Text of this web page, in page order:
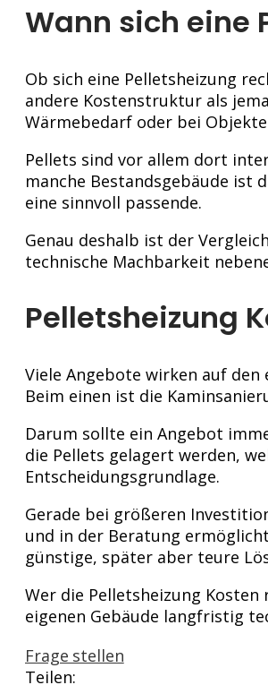
Wann sich eine
Ob sich eine Pelletsheizung
andere Kostenstruktur als
Wärmebedarf oder bei
Pellets sind vor allem dort
manche Bestandsgebäude ist
eine sinnvoll passende.
Genau deshalb ist der
technische Machbarkeit
Pelletsheizung
Viele Angebote wirken auf
Beim einen ist die
Darum sollte ein Angebot
die Pellets gelagert werden,
Entscheidungsgrundlage.
Gerade bei größeren
und in der Beratung
günstige, später aber teure
Wer die Pelletsheizung
eigenen Gebäude langfristig
Frage stellen
Teilen: